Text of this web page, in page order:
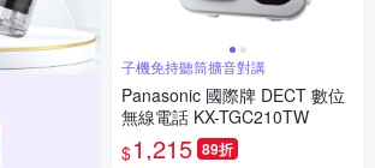
子機免持聽筒擴音對講
Panasonic 國際牌 DECT 數位
無線電話 KX-TGC210TW
$1,215 89折